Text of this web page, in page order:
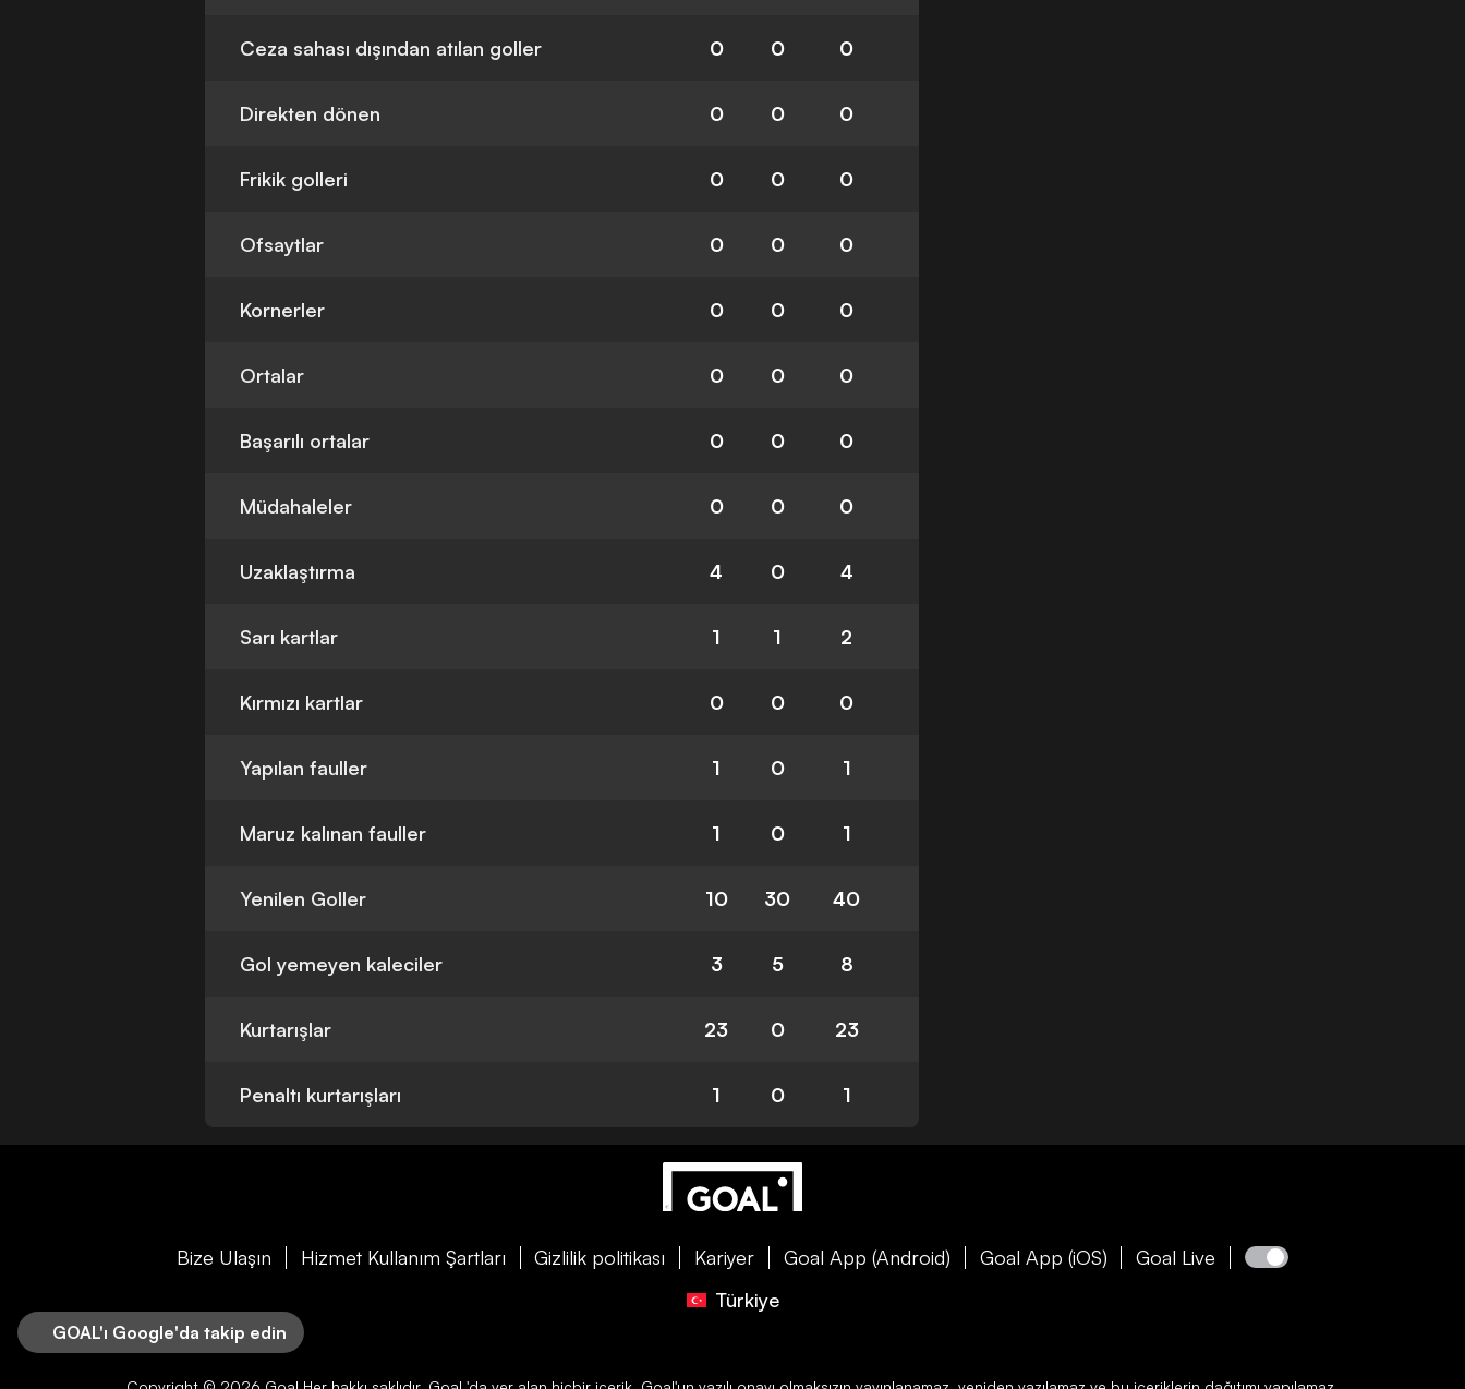
Ceza sahası dışından atılan goller 0 0 0
Direkten dönen 0 0 0
Frikik golleri 0 0 0
Ofsaytlar 0 0 0
Kornerler 0 0 0
Ortalar 0 0 0
Başarılı ortalar 0 0 0
Müdahaleler 0 0 0
Uzaklaştırma 4 0 4
Sarı kartlar 1 1 2
Kırmızı kartlar 0 0 0
Yapılan fauller 1 0 1
Maruz kalınan fauller 1 0 1
Yenilen Goller 10 30 40
Gol yemeyen kaleciler 3 5 8
Kurtarışlar 23 0 23
Penaltı kurtarışları 1 0 1
Bize Ulaşın Hizmet Kullanım Şartları Gizlilik politikası Kariyer Goal App (Android) Goal App (iOS)
Goal Live
Türkiye
GOAL'ı Google'da takip edin